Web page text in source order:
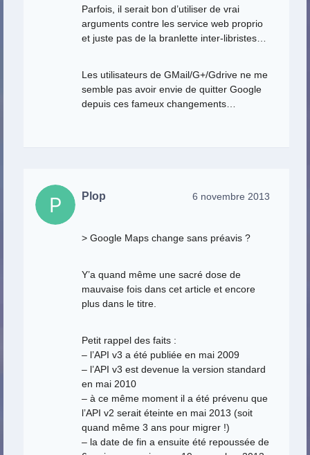
Parfois, il serait bon d’utiliser de vrai
arguments contre les service web proprio
et juste pas de la branlette inter-libristes…
Les utilisateurs de GMail/G+/Gdrive ne me
semble pas avoir envie de quitter Google
depuis ces fameux changements…
Plop 6 novembre 2013
> Google Maps change sans préavis ?
Y’a quand même une sacré dose de
mauvaise fois dans cet article et encore
plus dans le titre.
Petit rappel des faits :
– l’API v3 a été publiée en mai 2009
– l’API v3 est devenue la version standard
en mai 2010
– à ce même moment il a été prévenu que
l’API v2 serait éteinte en mai 2013 (soit
quand même 3 ans pour migrer !)
– la date de fin a ensuite été repoussée de